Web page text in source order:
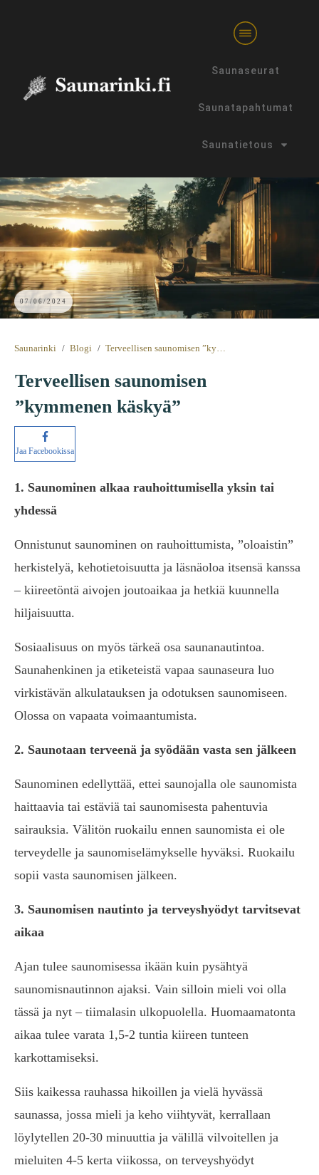
Saunaseurat
Saunatapahtumat
Saunatietous
07/06/2024
Saunarinki / Blogi /
Terveellisen saunomisen
”kymmenen käskyä”
Jaa Facebookissa
1. Saunominen alkaa rauhoittumisella yksin tai
yhdessä
Onnistunut saunominen on rauhoittumista, ”oloaistin”
herkistelyä, kehotietoisuutta ja läsnäoloa itsensä kanssa
– kiireetöntä aivojen joutoaikaa ja hetkiä kuunnella
hiljaisuutta.
Sosiaalisuus on myös tärkeä osa saunanautintoa.
Saunahenkinen ja etiketeistä vapaa saunaseura luo
virkistävän alkulatauksen ja odotuksen saunomiseen.
Olossa on vapaata voimaantumista.
2. Saunotaan terveenä ja syödään vasta sen jälkeen
Saunominen edellyttää, ettei saunojalla ole saunomista
haittaavia tai estäviä tai saunomisesta pahentuvia
sairauksia. Välitön ruokailu ennen saunomista ei ole
terveydelle ja saunomiselämykselle hyväksi. Ruokailu
sopii vasta saunomisen jälkeen.
3. Saunomisen nautinto ja terveyshyödyt tarvitsevat
aikaa
Ajan tulee saunomisessa ikään kuin pysähtyä
saunomisnautinnon ajaksi. Vain silloin mieli voi olla
tässä ja nyt – tiimalasin ulkopuolella. Huomaamatonta
aikaa tulee varata 1,5-2 tuntia kiireen tunteen
karkottamiseksi.
Siis kaikessa rauhassa hikoillen ja vielä hyvässä
saunassa, jossa mieli ja keho viihtyvät, kerrallaan
löylytellen 20-30 minuuttia ja välillä vilvoitellen ja
mieluiten 4-5 kerta viikossa, on terveyshyödyt